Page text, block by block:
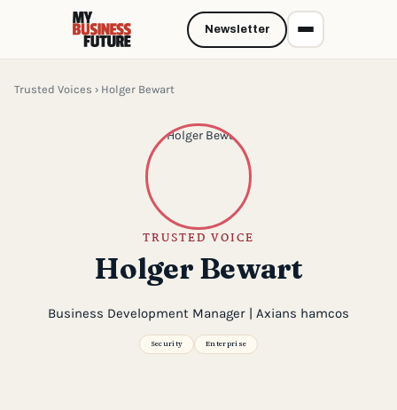
Trusted Voices › Holger Bewart
TRUSTED VOICE
Holger Bewart
Business Development Manager | Axians hamcos
Security Enterprise
Newsletter